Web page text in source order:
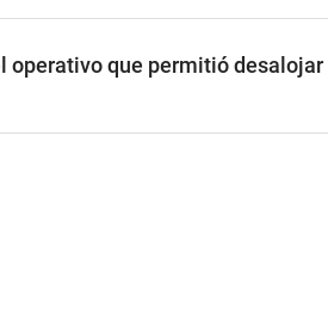
operativo que permitió desalojar